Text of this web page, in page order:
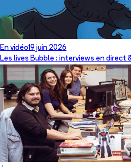
En vidéo19 juin 2026
Les lives Bubble : interviews en direct